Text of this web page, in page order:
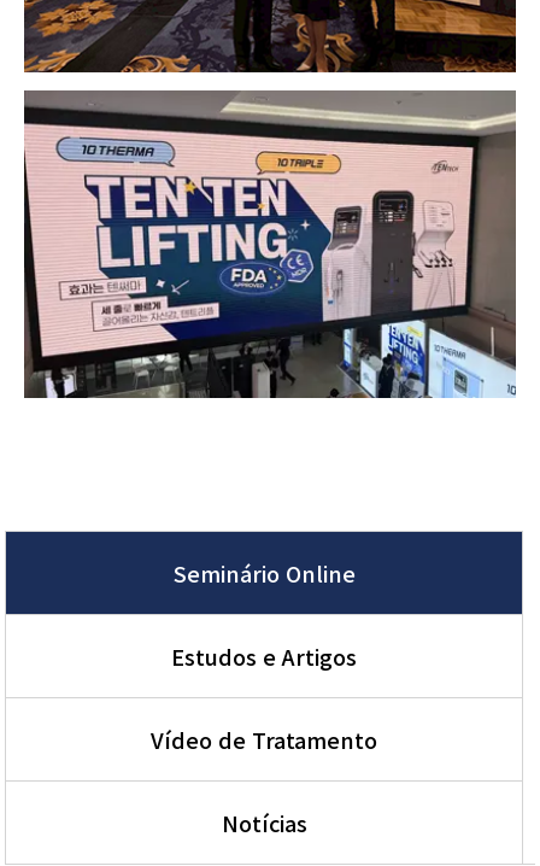
Seminário Online
Estudos e Artigos
Vídeo de Tratamento
Notícias